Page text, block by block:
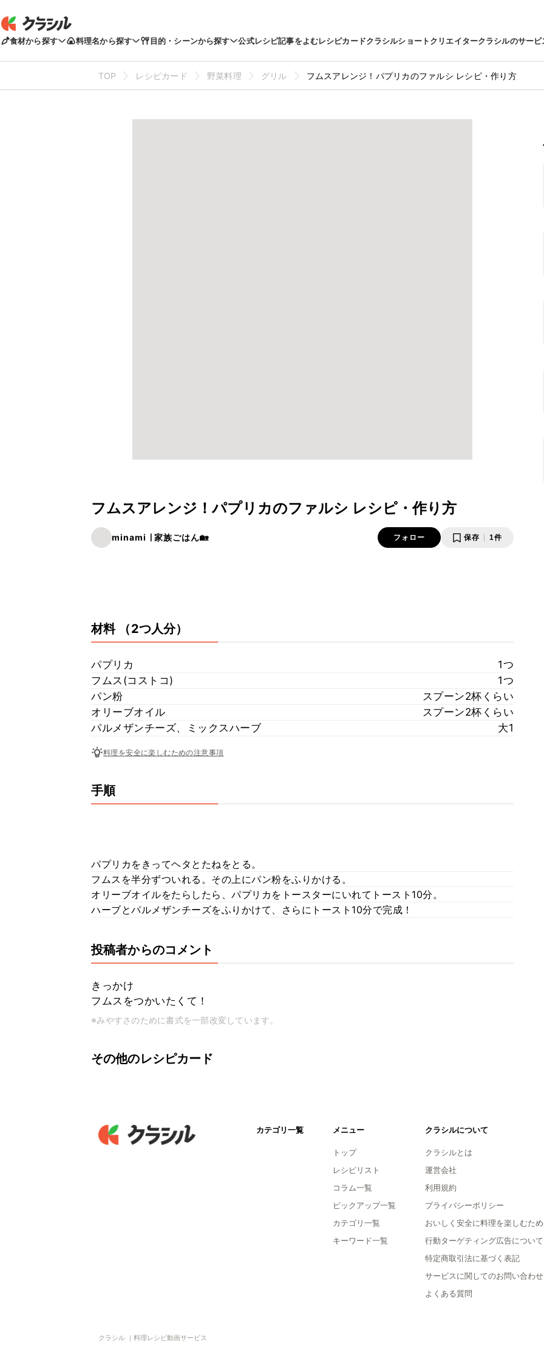
食材から探す 料理名から探す 目的・シーンから探す 公式レシピ記事をよむレシピカードクラシルショートクリエイタークラシルのサービ
TOP レシピカード 野菜料理 グリル フムスアレンジ！パプリカのファルシ レシピ・作り方
フムスアレンジ！パプリカのファルシ レシピ・作り方
minami ∣ 家族ごはん🏡 フォロー 保存 1件
材料 （2つ人分）
パプリカ
1つ
フムス(コストコ)
1つ
パン粉
スプーン2杯くらい
オリーブオイル
スプーン2杯くらい
パルメザンチーズ、ミックスハーブ
大1
料理を安全に楽しむための注意事項
手順
パプリカをきってヘタとたねをとる。
フムスを半分ずついれる。その上にパン粉をふりかける。
オリーブオイルをたらしたら、パプリカをトースターにいれてトースト10分。
ハーブとパルメザンチーズをふりかけて、さらにトースト10分で完成！
投稿者からのコメント
きっかけ
フムスをつかいたくて！
※みやすさのために書式を一部改変しています。
その他のレシピカード
カテゴリ一覧 メニュー
トップ
レシピリスト
コラム一覧
ピックアップ一覧
カテゴリ一覧
キーワード一覧
クラシルについて
クラシルとは
運営会社
利用規約
プライバシーポリシー
おいしく安全に料理を楽しむため
行動ターゲティング広告について
特定商取引法に基づく表記
サービスに関してのお問い合わせ
よくある質問
クラシル ｜料理レシピ動画サービス